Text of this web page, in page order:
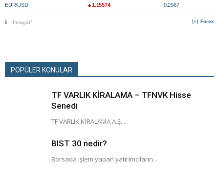
EUR/USD 1.15574 -0.2967
Forex
"Feragat"
POPÜLER KONULAR
TF VARLIK KİRALAMA – TFNVK Hisse
Senedi
TF VARLIK KİRALAMA A.Ş....
BIST 30 nedir?
Borsada işlem yapan yatırımcıların...